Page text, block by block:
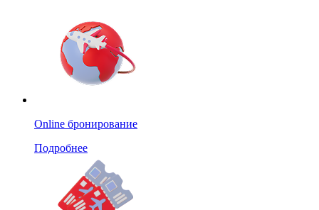
Online бронирование
Подробнее